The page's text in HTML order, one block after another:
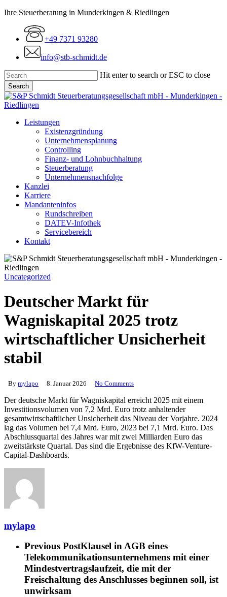
Skip
content
Ihre Steuerberatung in Munderkingen & Riedlingen
+49 7371 93280
info@stb-schmidt.de
Hit enter to search or ESC to close
Search
Close
Search
Menu
Leistungen
Existenzgründung
Unternehmensplanung
Controlling
Finanz- und Lohnbuchhaltung
Steuerberatung
Unternehmensnachfolge
Kanzlei
Karriere
Mandanteninfos
Rundschreiben
DATEV-Infothek
Servicebereich
Kontakt
Uncategorized
Deutscher Markt für
Wagniskapital 2025 trotz
wirtschaftlicher Unsicherheit
stabil
By mylapo 8. Januar 2026 No Comments
Der deutsche Markt für Wagniskapital erreicht 2025 mit einem
Investitionsvolumen von 7,2 Mrd. Euro trotz anhaltender
gesamtwirtschaftlicher Unsicherheit das Niveau der Vorjahre. 2024
lag das Volumen bei 7,4 Mrd. Euro, 2023 bei 7,1 Mrd. Euro. Das
Abschlussquartal des Jahres war mit zwei Milliarden Euro das
zweitstärkste Quartal. Das sind die Ergebnisse des KfW-Venture-
Capital-Dashboards.
mylapo
Previous PostKlausel in AGB eines
Telekommunikationsunternehmens mit einer
Mindestvertragslaufzeit, die mit der
Freischaltung des Anschlusses beginnen soll, ist
unwirksam